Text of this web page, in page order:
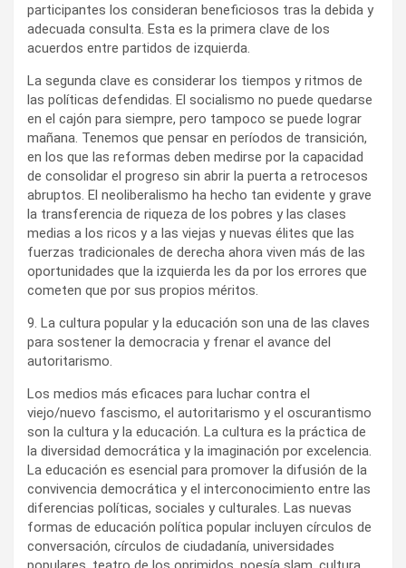
participantes los consideran beneficiosos tras la debida y
adecuada consulta. Esta es la primera clave de los
acuerdos entre partidos de izquierda.
La segunda clave es considerar los tiempos y ritmos de
las políticas defendidas. El socialismo no puede quedarse
en el cajón para siempre, pero tampoco se puede lograr
mañana. Tenemos que pensar en períodos de transición,
en los que las reformas deben medirse por la capacidad
de consolidar el progreso sin abrir la puerta a retrocesos
abruptos. El neoliberalismo ha hecho tan evidente y grave
la transferencia de riqueza de los pobres y las clases
medias a los ricos y a las viejas y nuevas élites que las
fuerzas tradicionales de derecha ahora viven más de las
oportunidades que la izquierda les da por los errores que
cometen que por sus propios méritos.
9. La cultura popular y la educación son una de las claves
para sostener la democracia y frenar el avance del
autoritarismo.
Los medios más eficaces para luchar contra el
viejo/nuevo fascismo, el autoritarismo y el oscurantismo
son la cultura y la educación. La cultura es la práctica de
la diversidad democrática y la imaginación por excelencia.
La educación es esencial para promover la difusión de la
convivencia democrática y el interconocimiento entre las
diferencias políticas, sociales y culturales. Las nuevas
formas de educación política popular incluyen círculos de
conversación, círculos de ciudadanía, universidades